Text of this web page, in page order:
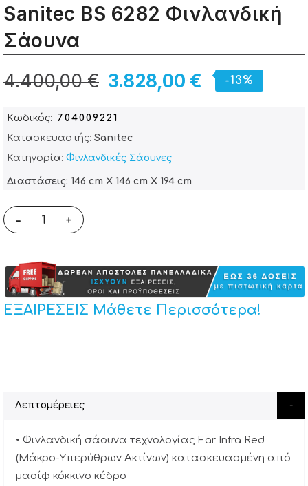
Sanitec BS 6282 Φινλανδική
Σάουνα
3.828,00 €
4.400,00 € -13%
Κωδικός
704009221
Κατασκευαστής: Sanitec
Κατηγορία: Φινλανδικές Σάουνες
Διαστάσεις: 146 cm X 146 cm X 194 cm
- +
ΕΞΑΙΡΕΣΕΙΣ Μάθετε Περισσότερα!
Λεπτομέρειες
• Φινλανδική σάουνα τεχνολογίας Far Infra Red
(Μάκρο-Υπερύθρων Ακτίνων) κατασκευασμένη από
μασίφ κόκκινο κέδρο